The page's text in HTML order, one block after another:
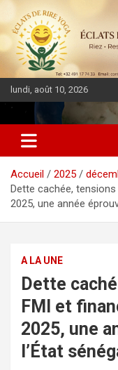
lundi, août 10, 2026
DIASPORA
Accueil 2025
Dette cachée,
2025, une année
A LA UNE
Dette
FMI et
2025, une
l’État